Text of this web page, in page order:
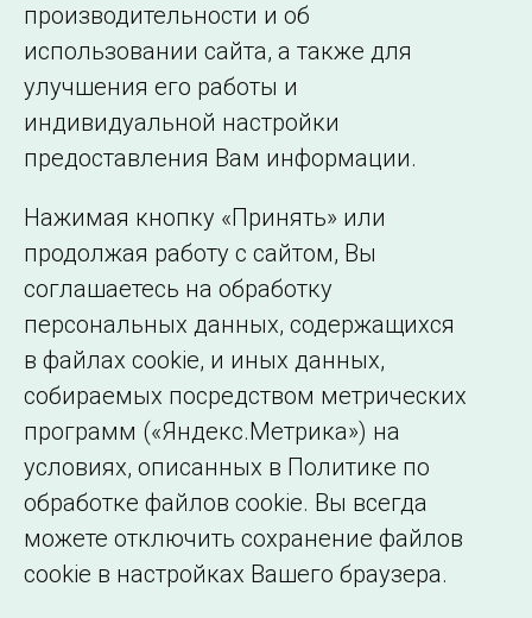
31.08.2021
55 кБ
©2005–2026 АО «СО ЕЭС»
Филиалы и
представительства
образовательной
организации
производительности и об
использовании сайта, а также для
улучшения его работы и
индивидуальной настройки
предоставления Вам информации.
Нажимая кнопку «Принять» или
продолжая работу с сайтом, Вы
соглашаетесь на обработку
персональных данных, содержащихся
в файлах cookie, и иных данных,
собираемых посредством метрических
программ («Яндекс.Метрика») на
условиях, описанных в Политике по
обработке файлов cookie. Вы всегда
можете отключить сохранение файлов
cookie в настройках Вашего браузера.